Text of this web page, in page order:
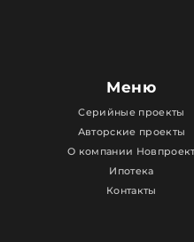
Меню
Серийные проекты
Авторские проекты
О компании
Ипотека
Контакты